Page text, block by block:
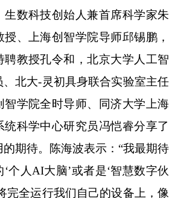
生数科技创始人兼首席科学家朱
、上海创智学院导师邱锡鹏，
聘教授孔令和，北京大学人工智
北大-灵初具身联合实验室主任
智学院全时导师、同济大学上海
统科学中心研究员冯恺睿分享了
期待。陈海波表示：“我最期待
个人AI大脑’或者是‘智慧数字伙
完全运行我们自己的设备上，像